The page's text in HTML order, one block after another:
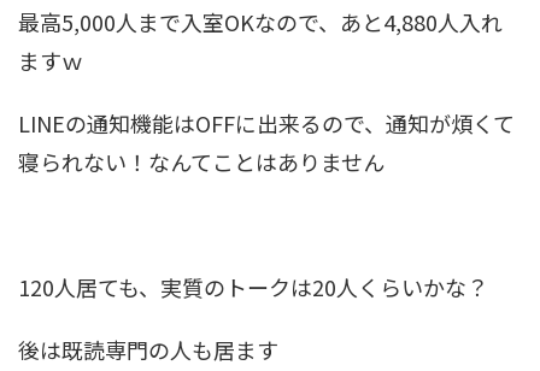
最高5,000人まで入室OKなので、あと4,880人入れ
ますｗ
LINEの通知機能はOFFに出来るので、通知が煩くて
寝られない！なんてことはありません
120人居ても、実質のトークは20人くらいかな？
後は既読専門の人も居ます